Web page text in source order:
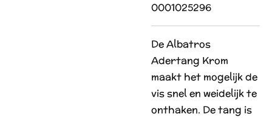
0001025296
De Albatros
Adertang Krom
maakt het mogelijk de
vis snel en weidelijk te
onthaken. De tang is